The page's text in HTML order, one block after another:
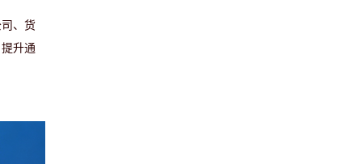
、货
升通